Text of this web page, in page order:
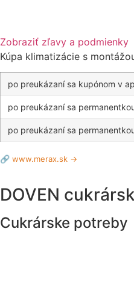
Zobraziť zľavy a podmienky
Kúpa klimatizácie s
po preukázaní sa kupónom v
po preukázaní sa
po preukázaní sa
🔗 www.merax.sk →
DOVEN
Cukrárske potreby